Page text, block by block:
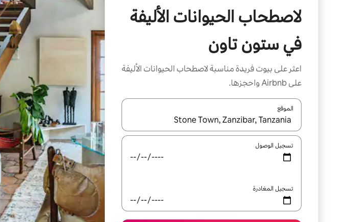
لاصطحاب الحيوانات الأليفة
في ستون تاون
اعثر على بيوت فريدة مناسبة لاصطحاب الحيوانات الأليفة
على Airbnb واحجزها.
الموقع
عند توفر النتائج، انتقل باستخدام السهمين لأعلى ولأسفل أو استكشف عن طريق اللمس أو السحب.
تسجيل الوصول
تسجيل المغادرة